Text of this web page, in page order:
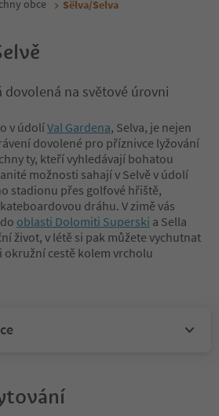
obce Sëlva/Selva
dovolená na světové úrovni
v údolíVal Gardena, Selva, je nejen
dovolené pro příznivce lyžování
ty, kteří vyhledávají bohatou
možnosti sahají v Selvě v údolí
stadionu přes golfové hřiště,
dráhu. V zimě vás
oblasti Dolomiti Superski a Sella
život, v létě si pak můžete vychutnat
okružní cestě kolem vrcholu